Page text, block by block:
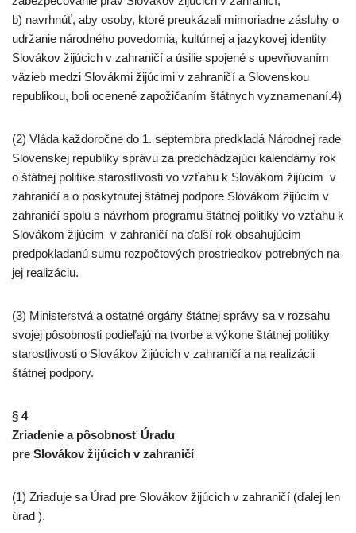
b) navrhnúť, aby osoby, ktoré preukázali mimoriadne zásluhy o
udržanie národného povedomia, kultúrnej a jazykovej identity
Slovákov žijúcich v zahraničí a úsilie spojené s upevňovaním
väzieb medzi Slovákmi žijúcimi v zahraničí a Slovenskou
republikou, boli ocenené zapožičaním štátnych vyznamenaní.4)
(2) Vláda každoročne do 1. septembra predkladá Národnej rade
Slovenskej republiky správu za predchádzajúci kalendárny rok
o štátnej politike starostlivosti vo vzťahu k Slovákom žijúcim v
zahraničí a o poskytnutej štátnej podpore Slovákom žijúcim v
zahraničí spolu s návrhom programu štátnej politiky vo vzťahu k
Slovákom žijúcim v zahraničí na ďalší rok obsahujúcim
predpokladanú sumu rozpočtových prostriedkov potrebných na
jej realizáciu.
(3) Ministerstvá a ostatné orgány štátnej správy sa v rozsahu
svojej pôsobnosti podieľajú na tvorbe a výkone štátnej politiky
starostlivosti o Slovákov žijúcich v zahraničí a na realizácii
štátnej podpory.
§ 4
Zriadenie a pôsobnosť Úradu
pre Slovákov žijúcich v zahraničí
(1) Zriaďuje sa Úrad pre Slovákov žijúcich v zahraničí (ďalej len
úrad ).